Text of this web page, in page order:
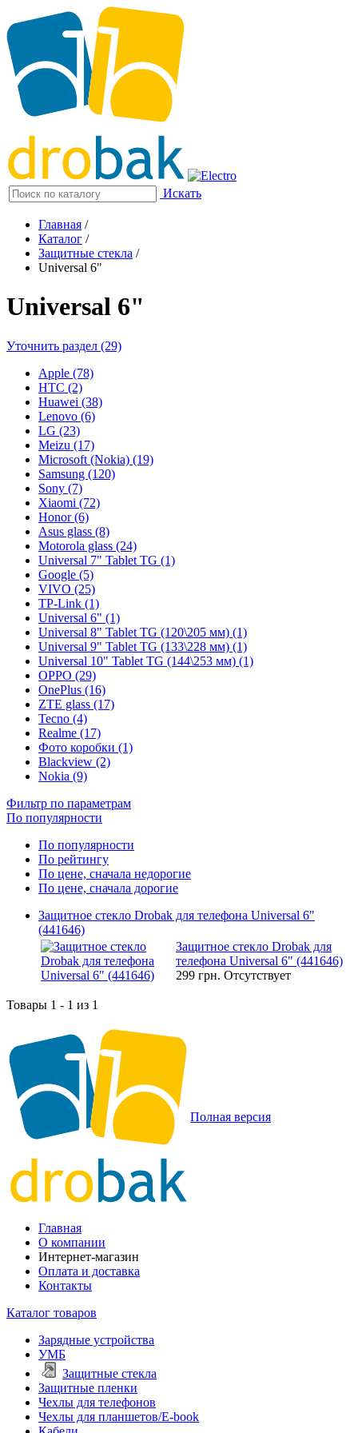
Искать
Главная /
Каталог /
Защитные стекла /
Universal 6"
Universal 6"
Уточнить раздел (29)
Apple (78)
HTC (2)
Huawei (38)
Lenovo (6)
LG (23)
Meizu (17)
Microsoft (Nokia) (19)
Samsung (120)
Sony (7)
Xiaomi (72)
Honor (6)
Asus glass (8)
Motorola glass (24)
Universal 7" Tablet TG (1)
Google (5)
VIVO (25)
TP-Link (1)
Universal 6" (1)
Universal 8" Tablet TG (120\205 мм) (1)
Universal 9" Tablet TG (133\228 мм) (1)
Universal 10" Tablet TG (144\253 мм) (1)
OPPO (29)
OnePlus (16)
ZTE glass (17)
Tecno (4)
Realme (17)
Фото коробки (1)
Blackview (2)
Nokia (9)
Фильтр по параметрам
По популярности
По популярности
По рейтингу
По цене, сначала недорогие
По цене, сначала дорогие
Защитное стекло Drobak для телефона Universal 6"
(441646)
Защитное стекло Drobak для
телефона Universal 6" (441646)
299 грн. Отсутствует
Товары 1 - 1 из 1
Полная версия
Главная
О компании
Интернет-магазин
Оплата и доставка
Контакты
Каталог товаров
Зарядные устройства
УМБ
Защитные стекла
Защитные пленки
Чехлы для телефонов
Чехлы для планшетов/E-book